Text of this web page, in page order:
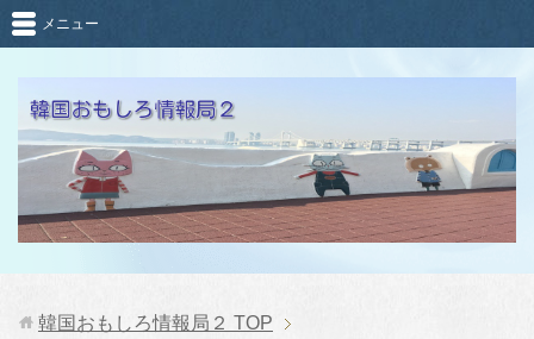
メニュー
韓国おもしろ情報局２ TOP